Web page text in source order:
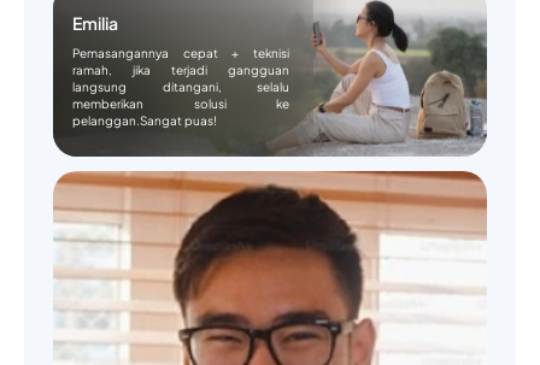
Emilia
Pemasangannya cepat + teknisi
ramah, jika terjadi gangguan
langsung ditangani, selalu
memberikan solusi ke
pelanggan.Sangat puas!